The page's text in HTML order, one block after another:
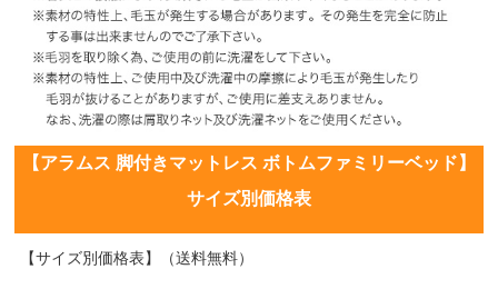
【アラムス 脚付きマットレス ボトムファミリーベッド】
サイズ別価格表
【サイズ別価格表】（送料無料）